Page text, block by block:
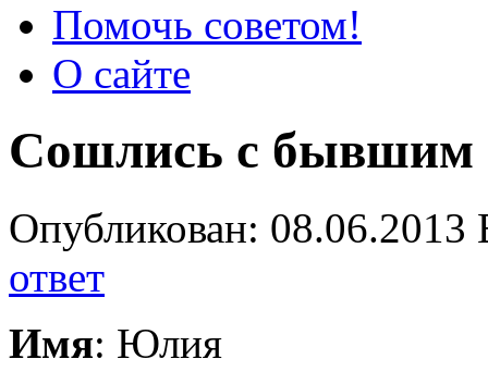
Помочь советом!
О сайте
Сошлись с бывшим
Опубликован:
ответ
Имя: Юлия